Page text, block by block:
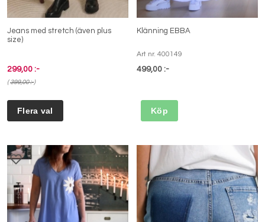
Jeans med stretch (även plus
size)
299,00 :-
(399,00 :-)
Klänning EBBA
Art nr. 400149
499,00 :-
Köp